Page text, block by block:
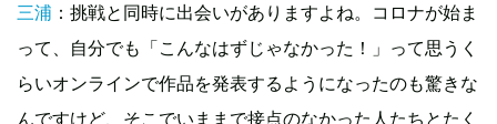
三浦 ：挑戦と同時に出会いがありますよね。コロナが始ま
って、自分でも「こんなはずじゃなかった！」って思うく
らいオンラインで作品を発表するようになったのも驚きな
んですけど、そこでいままで接点のなかった人たちとたく